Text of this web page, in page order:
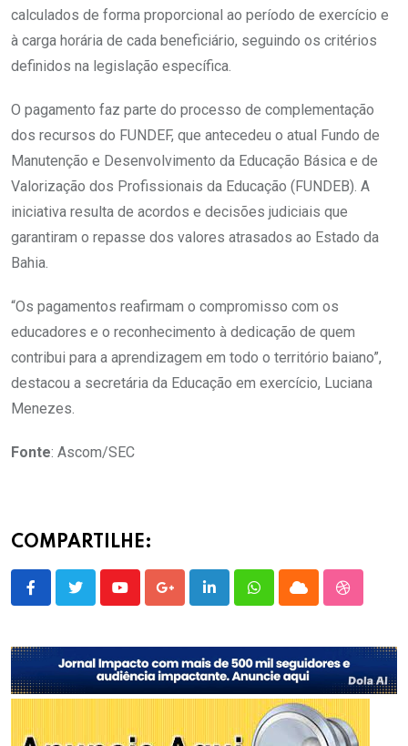
calculados de forma proporcional ao período de exercício e
à carga horária de cada beneficiário, seguindo os critérios
definidos na legislação específica.
O pagamento faz parte do processo de complementação
dos recursos do FUNDEF, que antecedeu o atual Fundo de
Manutenção e Desenvolvimento da Educação Básica e de
Valorização dos Profissionais da Educação (FUNDEB). A
iniciativa resulta de acordos e decisões judiciais que
garantiram o repasse dos valores atrasados ao Estado da
Bahia.
“Os pagamentos reafirmam o compromisso com os
educadores e o reconhecimento à dedicação de quem
contribui para a aprendizagem em todo o território baiano”,
destacou a secretária da Educação em exercício, Luciana
Menezes.
Fonte: Ascom/SEC
COMPARTILHE:
YoutubeGoogle+LinkedInWhatsappCloud